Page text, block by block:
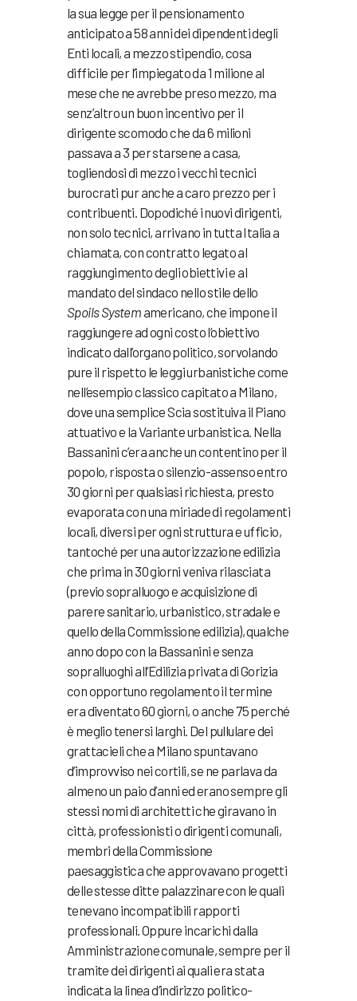
la sua legge per il pensionamento
anticipato a 58 anni dei dipendenti degli
Enti locali, a mezzo stipendio, cosa
difficile per l’impiegato da 1 milione al
mese che ne avrebbe preso mezzo, ma
senz’altro un buon incentivo per il
dirigente scomodo che da 6 milioni
passava a 3 per starsene a casa,
togliendosi di mezzo i vecchi tecnici
burocrati pur anche a caro prezzo per i
contribuenti. Dopodiché i nuovi dirigenti,
non solo tecnici, arrivano in tutta Italia a
chiamata, con contratto legato al
raggiungimento degli obiettivi e al
mandato del sindaco nello stile dello
Spoils Systemamericano, che impone il
raggiungere ad ogni costo l’obiettivo
indicato dall’organo politico, sorvolando
pure il rispetto le leggi urbanistiche come
nell’esempio classico capitato a Milano,
dove una semplice Scia sostituiva il Piano
attuativo e la Variante urbanistica. Nella
Bassanini c’era anche un contentino per il
popolo, risposta o silenzio-assenso entro
30 giorni per qualsiasi richiesta, presto
evaporata con una miriade di regolamenti
locali, diversi per ogni struttura e ufficio,
tantoché per una autorizzazione edilizia
che prima in 30 giorni veniva rilasciata
(previo sopralluogo e acquisizione di
parere sanitario, urbanistico, stradale e
quello della Commissione edilizia), qualche
anno dopo con la Bassanini e senza
sopralluoghi all’Edilizia privata di Gorizia
con opportuno regolamento il termine
era diventato 60 giorni, o anche 75 perché
è meglio tenersi larghi. Del pullulare dei
grattacieli che a Milano spuntavano
d’improvviso nei cortili, se ne parlava da
almeno un paio d’anni ed erano sempre gli
stessi nomi di architetti che giravano in
città, professionisti o dirigenti comunali,
membri della Commissione
paesaggistica che approvavano progetti
delle stesse ditte palazzinare con le quali
tenevano incompatibili rapporti
professionali. Oppure incarichi dalla
Amministrazione comunale, sempre per il
tramite dei dirigenti ai quali era stata
indicata la linea d’indirizzo politico-